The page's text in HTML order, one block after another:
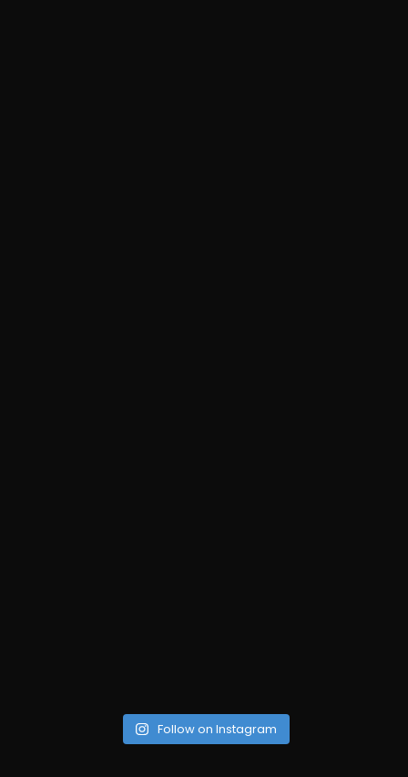
Follow on Instagram